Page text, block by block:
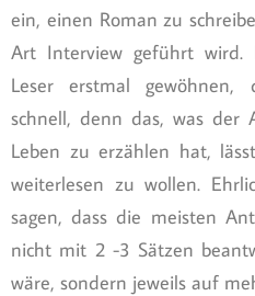
ein, einen Roman zu
Art Interview geführt wird.
Leser erstmal gewöhnen,
schnell, denn das, was der
Leben zu erzählen hat,
weiterlesen zu wollen.
sagen, dass die meisten
nicht mit 2 -3 Sätzen
wäre, sondern jeweils auf